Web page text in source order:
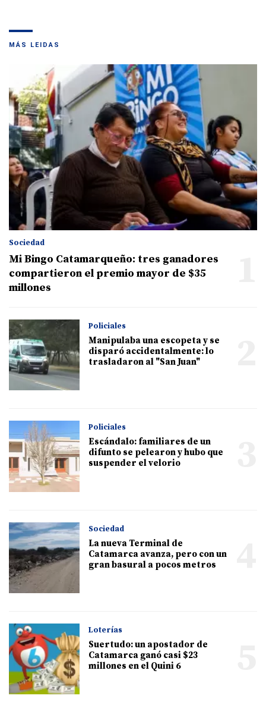
MÁS LEIDAS
Sociedad
Mi Bingo Catamarqueño: tres ganadores
compartieron el premio mayor de $35
millones
Policiales
Manipulaba una escopeta y se
disparó accidentalmente: lo
trasladaron al "San Juan"
Policiales
Escándalo: familiares de un
difunto se pelearon y hubo que
suspender el velorio
Sociedad
La nueva Terminal de
Catamarca avanza, pero con un
gran basural a pocos metros
Loterías
Suertudo: un apostador de
Catamarca ganó casi $23
millones en el Quini 6